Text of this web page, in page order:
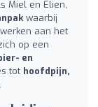
Miel en Elien,
waarbij
aan het
op een
en
tot hoofdpijn,
.